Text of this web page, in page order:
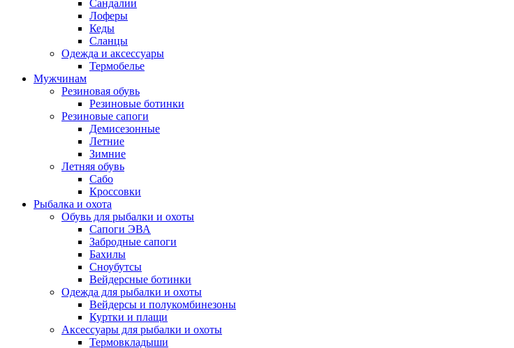
Сандалии
Лоферы
Кеды
Сланцы
Одежда и аксессуары
Термобелье
Мужчинам
Резиновая обувь
Резиновые ботинки
Резиновые сапоги
Демисезонные
Летние
Зимние
Летняя обувь
Сабо
Кроссовки
Рыбалка и охота
Обувь для рыбалки и охоты
Сапоги ЭВА
Забродные сапоги
Бахилы
Сноубутсы
Вейдерсные ботинки
Одежда для рыбалки и охоты
Вейдерсы и полукомбинезоны
Куртки и плащи
Аксессуары для рыбалки и охоты
Термовкладыши